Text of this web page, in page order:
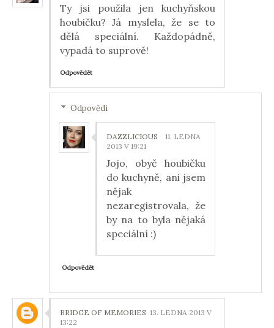
Ty jsi použila jen kuchyňskou
houbičku? Já myslela, že se to
dělá speciální. Každopádně,
vypadá to suprově!
Odpovědět
Odpovědi
DAZZLICIOUS
11. LEDNA
2013 V 19:21
Jojo, obyč houbičku
do kuchyně, ani jsem
nějak
nezaregistrovala, že
by na to byla nějaká
speciální :)
Odpovědět
BRIDGE OF MEMORIES 13. LEDNA 2013 V
13:22